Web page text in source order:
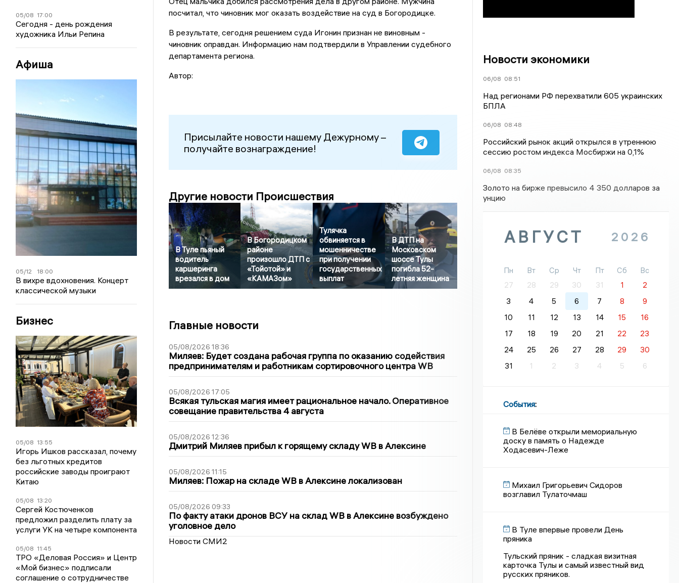
05/08 17:00
Сегодня - день рождения
художника Ильи Репина
Афиша
05/12 18:00
В вихре вдохновения. Концерт
классической музыки
Бизнес
05/08 13:55
Игорь Ишков рассказал, почему
без льготных кредитов
российские заводы проиграют
Китаю
05/08 13:20
Сергей Костюченков
предложил разделить плату за
услуги УК на четыре компонента
05/08 11:45
ТРО «Деловая Россия» и Центр
«Мой бизнес» подписали
соглашение о сотрудничестве
посчитал, что чиновник мог оказать воздействие на суд в Богородицке.
В результате, сегодня решением суда Игонин признан не виновным -
чиновник оправдан. Информацию нам подтвердили в Управлении судебного
департамента региона.
Автор:
Присылайте новости нашему Дежурному –
получайте вознаграждение!
Другие новости Происшествия
В Туле пьяный
водитель
каршеринга
врезался в дом
В Богородицком
районе
произошло ДТП с
«Тойотой» и
«КАМАЗом»
Тулячка
обвиняется в
мошенничестве
при получении
государственных
выплат
В ДТП на
Московском
шоссе Тулы
погибла 52-
летняя женщина
Главные новости
05/08/2026 18:36
Миляев: Будет создана рабочая группа по оказанию содействия
предпринимателям и работникам сортировочного центра WB
05/08/2026 17:05
Всякая тульская магия имеет рациональное начало. Оперативное
совещание правительства 4 августа
05/08/2026 12:36
Дмитрий Миляев прибыл к горящему складу WB в Алексине
05/08/2026 11:15
Миляев: Пожар на складе WB в Алексине локализован
05/08/2026 09:33
По факту атаки дронов ВСУ на склад WB в Алексине возбуждено
уголовное дело
Новости СМИ2
Новости экономики
06/08 08:51
Над регионами РФ перехватили 605 украинских
БПЛА
06/08 08:48
Российский рынок акций открылся в утреннюю
сессию ростом индекса Мосбиржи на 0,1%
06/08 08:35
Золото на бирже превысило 4 350 долларов за
унцию
АВГУСТ 2026
Пн Вт Ср Чт Пт Сб
Вс
27
28 29 30 31 1
2
3
4 5 6 7 8
9
10
11 12 13 14 15
16
17
18 19 20 21 22
23
24
25 26 27 28 29
30
31
1 2 3 4 5 6
События:
В Белёве открыли мемориальную
доску в память о Надежде
Ходасевич-Леже
Михаил Григорьевич Сидоров
возглавил Тулаточмаш
В Туле впервые провели День
пряника
Тульский пряник - сладкая визитная
карточка Тулы и самый известный вид
русских пряников.